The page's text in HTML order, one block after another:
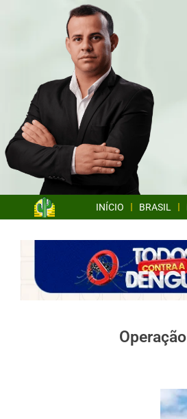
INÍCIO BRASIL